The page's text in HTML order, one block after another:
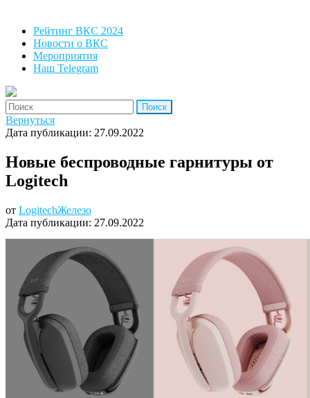
Рейтинг ВКС 2024
Новости о ВКС
Мероприятия
Наш Telegram
'Найти:
Вернуться
Дата публикации: 27.09.2022
Новые беспроводные гарнитуры от
Logitech
от LogitechЖелезо
Дата публикации: 27.09.2022